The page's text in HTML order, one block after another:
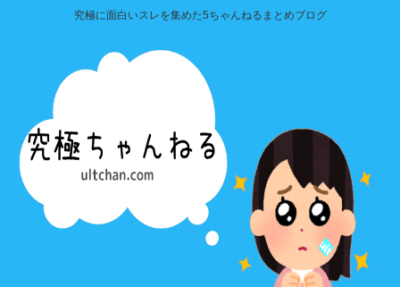
究極に面白いスレを集めた5ちゃんねるまとめブログ